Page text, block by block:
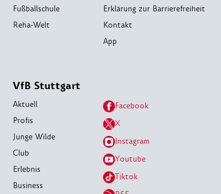
Fußballschule
Reha-Welt
Erklärung zur Barrierefreiheit
Kontakt
App
VfB Stuttgart
Aktuell
Profis
Junge Wilde
Club
Erlebnis
Business
Facebook
X
Instagram
Youtube
Tiktok